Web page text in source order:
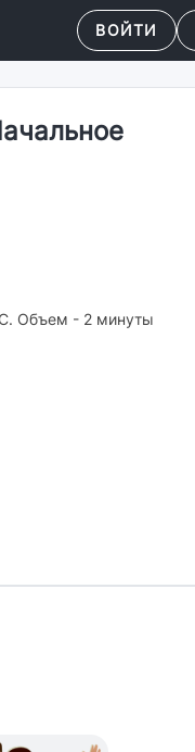
ВОЙТИ
Объем - 2 минуты